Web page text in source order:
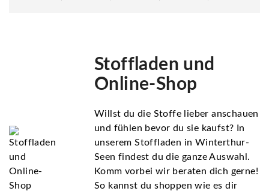
Stoffladen und
Online-Shop
Willst du die Stoffe lieber anschauen
und fühlen bevor du sie kaufst? In
unserem Stoffladen in Winterthur-
Seen findest du die ganze Auswahl.
Komm vorbei wir beraten dich gerne!
So kannst du shoppen wie es dir